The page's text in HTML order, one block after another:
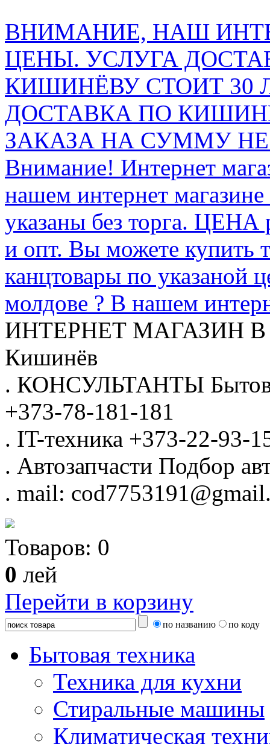
ВНИМАНИЕ, НАШ
ЦЕНЫ. УСЛУГА
КИШИНЁВУ СТОИТ 30
ДОСТАВКА ПО
ЗАКАЗА НА СУММУ НЕ
Внимание! Интернет
нашем интернет
указаны без торга.
и опт. Вы можете купить
канцтовары по указаной
молдове ? В нашем
ИНТЕРНЕТ МАГАЗИН
Кишинёв
. КОНСУЛЬТАНТЫ
+373-78-181-181
. IT-техника +373-22-93-
. Автозапчасти Подбор
. mail:
Товаров: 0
0 лей
Перейти в корзину
по названию по коду
Бытовая техника
Техника для кухни
Стиральные машины
Климатическая